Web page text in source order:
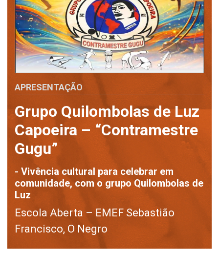
APRESENTAÇÃO
Grupo Quilombolas de Luz
Capoeira – “Contramestre
Gugu”
- Vivência cultural para celebrar em
comunidade, com o grupo Quilombolas de
Luz
Escola Aberta – EMEF Sebastião
Francisco, O Negro